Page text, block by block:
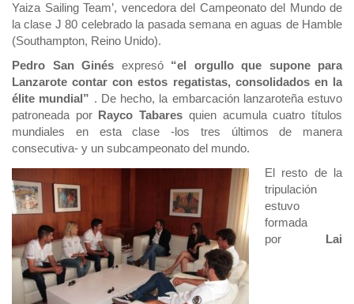
Yaiza Sailing Team’, vencedora del Campeonato del Mundo de
la clase J 80 celebrado la pasada semana en aguas de Hamble
(Southampton, Reino Unido).
Pedro San Ginés expresó “el orgullo que supone para
Lanzarote contar con estos regatistas, consolidados en la
élite mundial” . De hecho, la embarcación lanzaroteña estuvo
patroneada por Rayco Tabares quien acumula cuatro títulos
mundiales en esta clase -los tres últimos de manera
consecutiva- y un subcampeonato del mundo.
El resto de la
tripulación
estuvo
formada
por Lai